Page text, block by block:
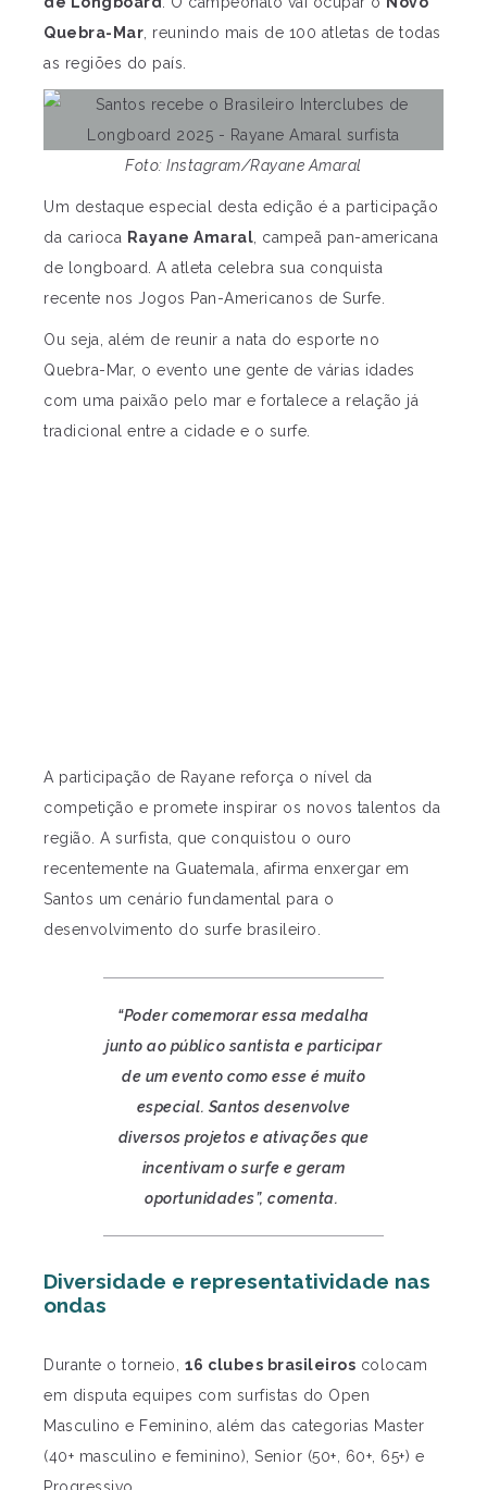
Quebra-Mar , reunindo mais de 100 atletas de todas
as regiões do país.
Foto: Instagram/Rayane Amaral
Um destaque especial desta edição é a participação
da carioca Rayane Amaral , campeã pan-americana
de longboard. A atleta celebra sua conquista
recente nos Jogos Pan-Americanos de Surfe.
Ou seja, além de reunir a nata do esporte no
Quebra-Mar, o evento une gente de várias idades
com uma paixão pelo mar e fortalece a relação já
tradicional entre a cidade e o surfe.
A participação de Rayane reforça o nível da
competição e promete inspirar os novos talentos da
região. A surfista, que conquistou o ouro
recentemente na Guatemala, afirma enxergar em
Santos um cenário fundamental para o
desenvolvimento do surfe brasileiro.
“Poder comemorar essa medalha
junto ao público santista e participar
de um evento como esse é muito
especial. Santos desenvolve
diversos projetos e ativações que
incentivam o surfe e geram
oportunidades”, comenta.
Diversidade e representatividade nas
ondas
Durante o torneio, 16 clubes brasileiros colocam
em disputa equipes com surfistas do Open
Masculino e Feminino, além das categorias Master
(40+ masculino e feminino), Senior (50+, 60+, 65+) e